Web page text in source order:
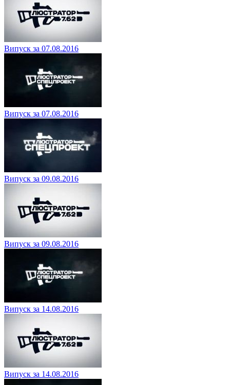
Випуск за 07.08.2016
Випуск за 07.08.2016
Випуск за 09.08.2016
Випуск за 09.08.2016
Випуск за 14.08.2016
Випуск за 14.08.2016